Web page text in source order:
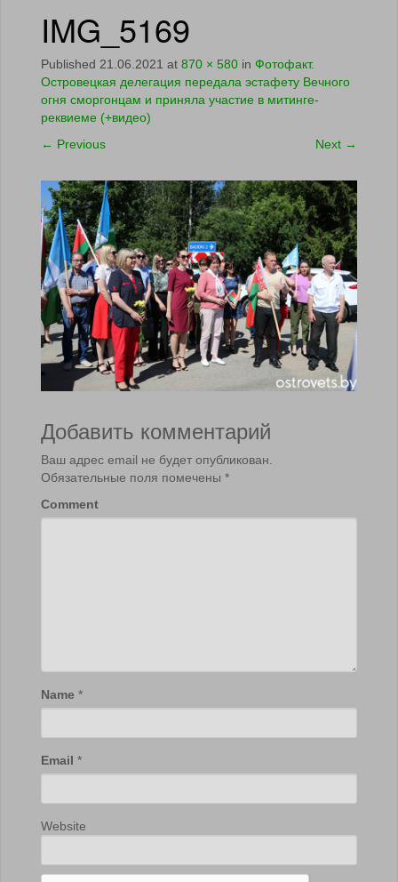
IMG_5169
Published 21.06.2021 at 870 × 580 in Фотофакт.
Островецкая делегация передала эстафету Вечного
огня сморгонцам и приняла участие в митинге-
реквиеме (+видео)
← Previous Next →
Добавить комментарий
Ваш адрес email не будет опубликован.
Обязательные поля помечены *
Comment
Name *
Email *
Website